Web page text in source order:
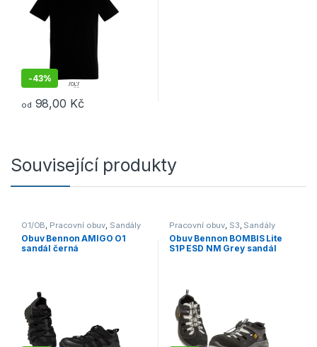
-43%
od 98,00 Kč
Související produkty
O1/OB, Pracovní obuv, Sandály
Obuv Bennon AMIGO O1
sandál černá
Pracovní obuv, S3, Sandály
Obuv Bennon BOMBIS Lite
S1P ESD NM Grey sandál